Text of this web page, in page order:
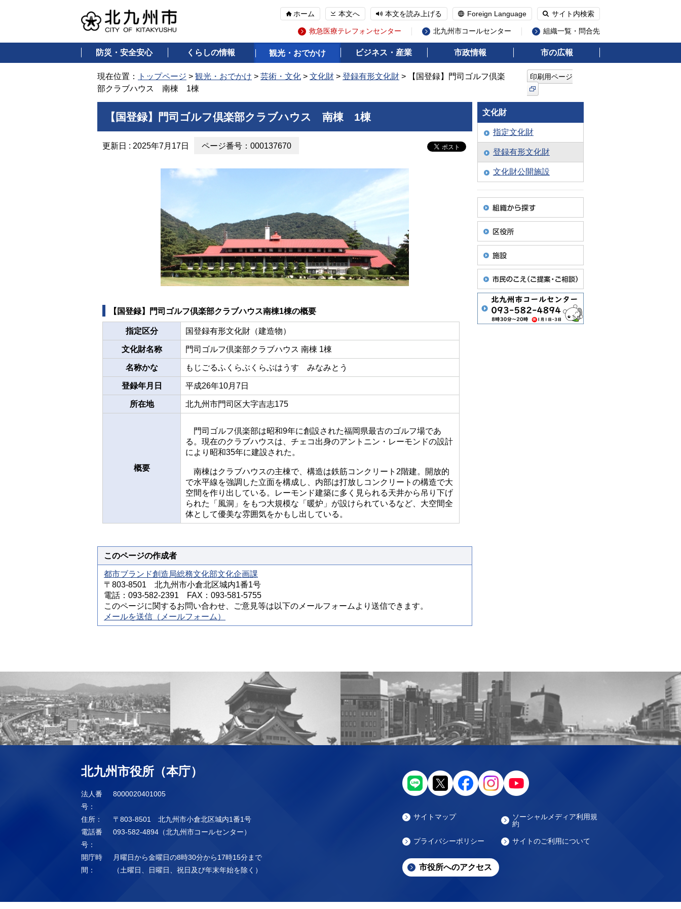
ホーム 本文へ 本文を読み上げる Foreign Language サイト内検索
救急医療テレフォンセンター 北九州市コールセンター 組織一覧・問合先
防災・安全安心 くらしの情報 観光・おでかけ ビジネス・産業 市政情報 市の広報
現在位置： トップページ > 観光・おでかけ > 芸術・文化 > 文化財 > 登録有形文化財 > 【国登録】門司ゴルフ倶楽
部クラブハウス 南棟 1棟
印刷用ページ
【国登録】門司ゴルフ倶楽部クラブハウス 南棟 1棟
更新日 : 2025年7月17日 ページ番号：000137670
【国登録】門司ゴルフ倶楽部クラブハウス南棟1棟の概要
指定区分 国登録有形文化財（建造物）
文化財名称 門司ゴルフ倶楽部クラブハウス 南棟 1棟
名称かな もじごるふくらぶくらぶはうす みなみとう
登録年月日 平成26年10月7日
所在地 北九州市門司区大字吉志175
概要
門司ゴルフ倶楽部は昭和9年に創設された福岡県最古のゴルフ場であ
る。現在のクラブハウスは、チェコ出身のアントニン・レーモンドの設計
により昭和35年に建設された。
南棟はクラブハウスの主棟で、構造は鉄筋コンクリート2階建。開放的
で水平線を強調した立面を構成し、内部は打放しコンクリートの構造で大
空間を作り出している。レーモンド建築に多く見られる天井から吊り下げ
られた「風洞」をもつ大規模な「暖炉」が設けられているなど、大空間全
体として優美な雰囲気をかもし出している。
このページの作成者
都市ブランド創造局総務文化部文化企画課
〒803-8501 北九州市小倉北区城内1番1号
電話：093-582-2391 FAX：093-581-5755
このページに関するお問い合わせ、ご意見等は以下のメールフォームより送信できます。
メールを送信（メールフォーム）
文化財
指定文化財
登録有形文化財
文化財公開施設
北九州市役所（本庁）
法人番
号：
8000020401005
住所：
〒803-8501 北九州市小倉北区城内1番1号
電話番
号：
093-582-4894（北九州市コールセンター）
開庁時
間：
月曜日から金曜日の8時30分から17時15分まで
（土曜日、日曜日、祝日及び年末年始を除く）
サイトマップ
ソーシャルメディア利用規
約
プライバシーポリシー サイトのご利用について
市役所へのアクセス